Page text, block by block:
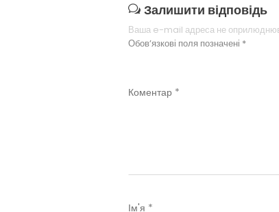
Залишити відповідь
Ваша e-mail адреса не
Обов’язкові поля позначені *
Коментар *
Ім'я *